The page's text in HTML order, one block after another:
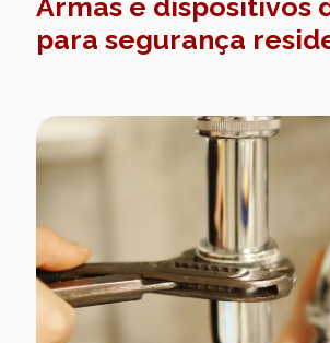
Armas e dispositivos
para segurança